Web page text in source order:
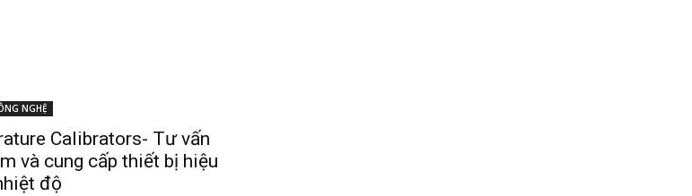
NGHỆ
Calibrators- Tư vấn
và cung cấp thiết bị hiệu
độ